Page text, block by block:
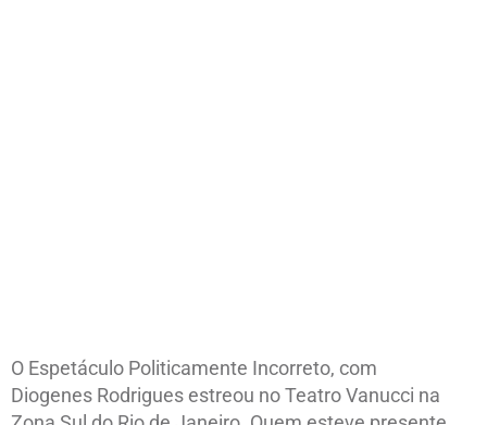
O Espetáculo Politicamente Incorreto, com
Diogenes Rodrigues estreou no Teatro Vanucci na